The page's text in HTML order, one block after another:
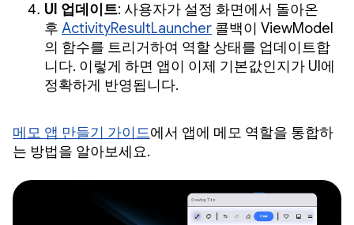
UI 업데이트: 사용자가 설정 화면에서 돌아온
후 ActivityResultLauncher 콜백이 ViewModel
의 함수를 트리거하여 역할 상태를 업데이트합
니다. 이렇게 하면 앱이 이제 기본값인지가 UI에
정확하게 반영됩니다.
메모 앱 만들기 가이드에서 앱에 메모 역할을 통합하
는 방법을 알아보세요.